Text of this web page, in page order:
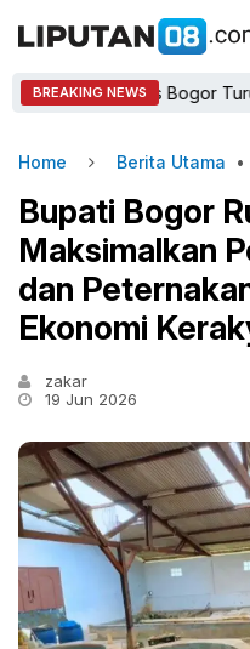
BREAKING NEWS
Kapolres Bogor Turunkan
Home Berita Utama •
Bupati Bogor
Maksimalkan
dan
Ekonomi
zakar
19 Jun 2026